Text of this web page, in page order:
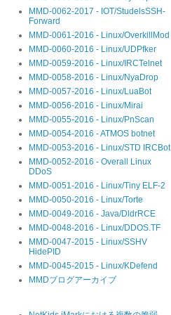
MMD-0062-2017 - IOT/StudelsSSH-
Forward
MMD-0061-2016 - Linux/OverkillMod
MMD-0060-2016 - Linux/UDPfker
MMD-0059-2016 - Linux/IRCTelnet
MMD-0058-2016 - Linux/NyaDrop
MMD-0057-2016 - Linux/LuaBot
MMD-0056-2016 - Linux/Mirai
MMD-0055-2016 - Linux/PnScan
MMD-0054-2016 - ATMOS botnet
MMD-0053-2016 - Linux/STD IRCBot
MMD-0052-2016 - Overall Linux
DDoS
MMD-0051-2016 - Linux/Tiny ELF-2
MMD-0050-2016 - Linux/Torte
MMD-0049-2016 - Java/DldrRCE
MMD-0048-2016 - Linux/DDOS.TF
MMD-0047-2015 - Linux/SSHV
HidePID
MMD-0045-2015 - Linux/KDefend
MMDブログアーカイブ